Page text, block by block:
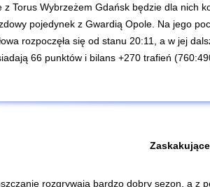
Torus Wybrzeżem Gdańsk będzie dla
pojedynek z Gwardią Opole. Na jego
rozpoczęła się od stanu 20:11, a w jej
66 punktów i bilans +270 trafień
rozgrywają bardzo dobry sezon, a z